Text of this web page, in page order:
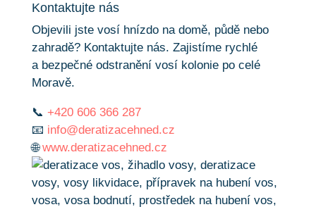
Kontaktujte nás
Objevili jste vosí hnízdo na domě, půdě nebo
zahradě? Kontaktujte nás. Zajistíme rychlé
a bezpečné odstranění vosí kolonie po celé
Moravě.
📞 +420 606 366 287
📧 info@deratizacehned.cz
🌐www.deratizacehned.cz